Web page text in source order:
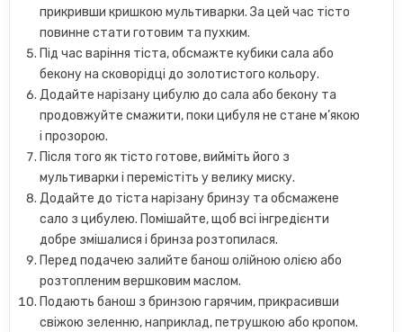
прикривши кришкою мультиварки. За цей час тісто
повинне стати готовим та пухким.
Під час варіння тіста, обсмажте кубики сала або
бекону на сковорідці до золотистого кольору.
Додайте нарізану цибулю до сала або бекону та
продовжуйте смажити, поки цибуля не стане м’якою
і прозорою.
Після того як тісто готове, вийміть його з
мультиварки і перемістіть у велику миску.
Додайте до тіста нарізану бринзу та обсмажене
сало з цибулею. Помішайте, щоб всі інгредієнти
добре змішалися і бринза розтопилася.
Перед подачею залийте банош олійною олією або
розтопленим вершковим маслом.
Подають банош з бринзою гарячим, прикрасивши
свіжою зеленню, наприклад, петрушкою або кропом.